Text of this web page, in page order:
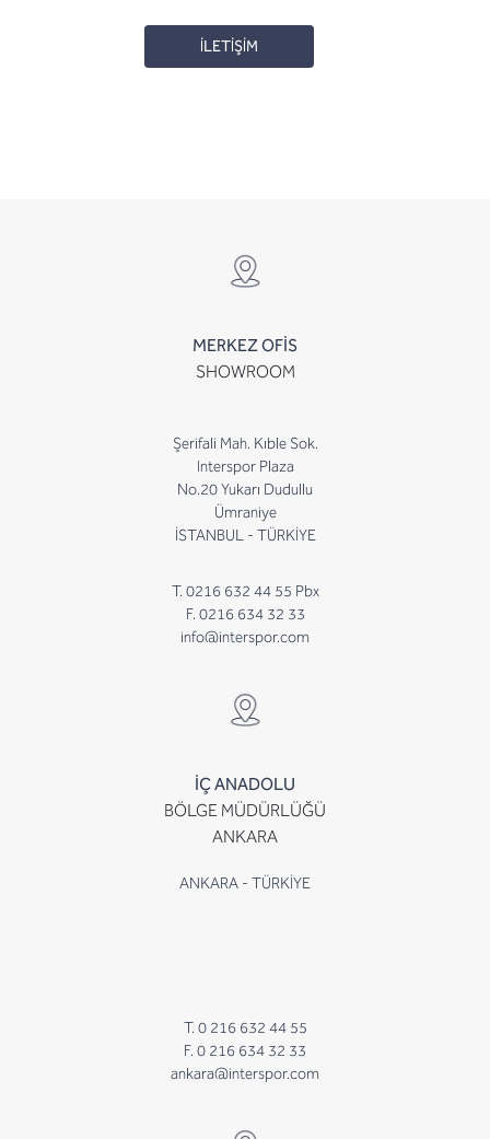
İLETİŞİM
MERKEZ OFİS
SHOWROOM
Şerifali Mah. Kıble Sok.
Interspor Plaza
No.20 Yukarı Dudullu
Ümraniye
İSTANBUL - TÜRKİYE
T. 0216 632 44 55 Pbx
F. 0216 634 32 33
info@interspor.com
İÇ ANADOLU
BÖLGE MÜDÜRLÜĞÜ
ANKARA
ANKARA - TÜRKİYE
T. 0 216 632 44 55
F. 0 216 634 32 33
ankara@interspor.com